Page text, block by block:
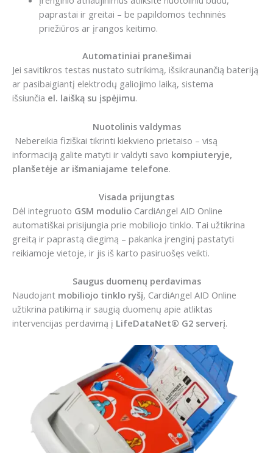
paprastai ir greitai – be papildomos techninės
priežiūros ar įrangos keitimo.
Automatiniai pranešimai
Jei savitikros testas nustato sutrikimą, išsikraunančią bateriją
ar pasibaigiantį elektrodų galiojimo laiką, sistema
išsiunčia el. laišką su įspėjimu.
Nuotolinis valdymas
Nebereikia fiziškai tikrinti kiekvieno prietaiso – visą
informaciją galite matyti ir valdyti savo kompiuteryje,
planšetėje ar išmaniajame telefone.
Visada prijungtas
Dėl integruoto GSM modulio CardiAngel AID Online
automatiškai prisijungia prie mobiliojo tinklo. Tai užtikrina
greitą ir paprastą diegimą – pakanka įrenginį pastatyti
reikiamoje vietoje, ir jis iš karto pasiruošęs veikti.
Saugus duomenų perdavimas
Naudojant mobiliojo tinklo ryšį, CardiAngel AID Online
užtikrina patikimą ir saugią duomenų apie atliktas
intervencijas perdavimą į LifeDataNet® G2 serverį.